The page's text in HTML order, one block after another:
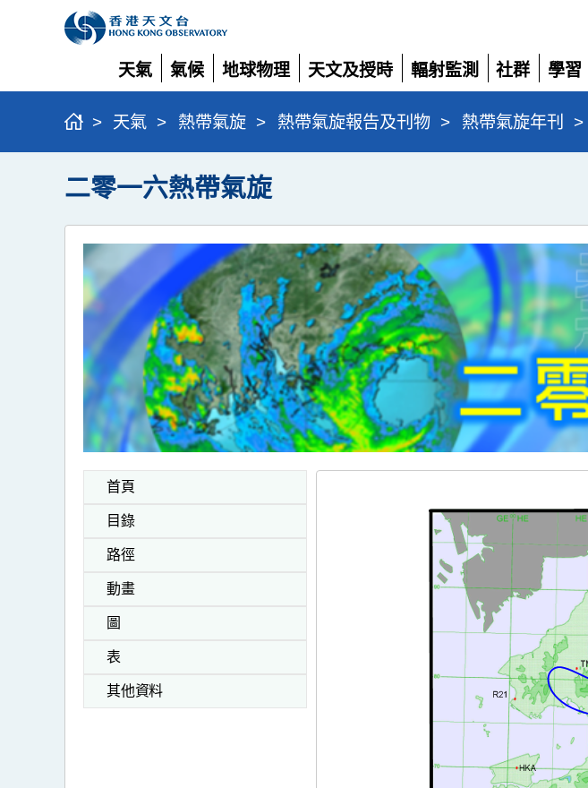
天氣
展
開
氣候
展
開
地球物理
展
開
天文及授時
展
開
輻射監測
展
開
社群
展
開
學習
展
開
> 天氣 > 熱帶氣旋 > 熱帶氣旋報告及刊物 > 熱帶氣旋年刊 >
二零一六熱帶氣旋
首頁
目錄
路徑
動畫
圖
表
其他資料